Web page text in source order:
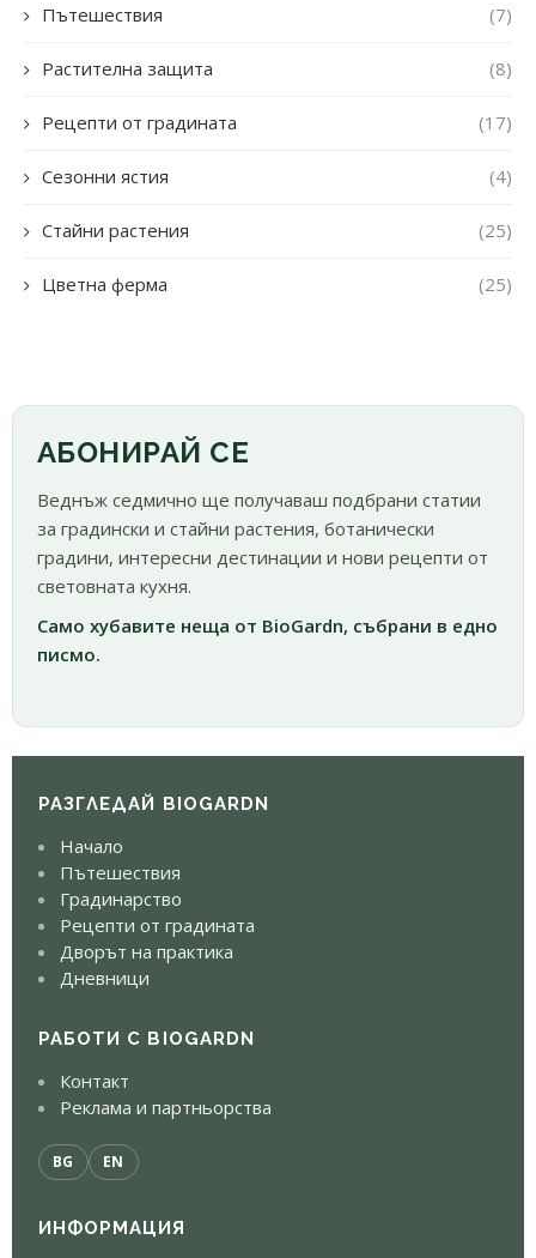
Пътешествия (7)
Растителна защита (8)
Рецепти от градината (17)
Сезонни ястия (4)
Стайни растения (25)
Цветна ферма (25)
АБОНИРАЙ СЕ
Веднъж седмично ще получаваш подбрани статии
за градински и стайни растения, ботанически
градини, интересни дестинации и нови рецепти от
световната кухня.
Само хубавите неща от BioGardn, събрани в едно
писмо.
РАЗГЛЕДАЙ BIOGARDN
Начало
Пътешествия
Градинарство
Рецепти от градината
Дворът на практика
Дневници
РАБОТИ С BIOGARDN
Контакт
Реклама и партньорства
BG EN
ИНФОРМАЦИЯ